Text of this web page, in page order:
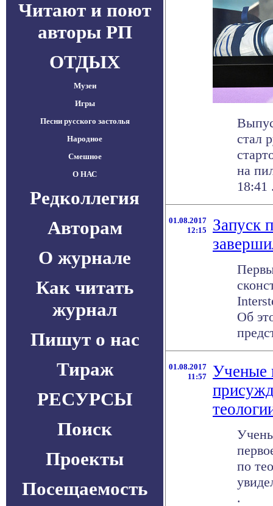
Читают и поют
авторы РП
ОТДЫХ
Музеи
Игры
Песни русского застолья
Народное
Смешное
О НАС
Редколлегия
Авторам
О журнале
Как читать
журнал
Пишут о нас
Тираж
РЕСУРСЫ
Поиск
Проекты
Посещаемость
стал
на
18:41
01.08.2017
12:15
Запуск
Об
01.08.2017
11:57
Ученые
по
.